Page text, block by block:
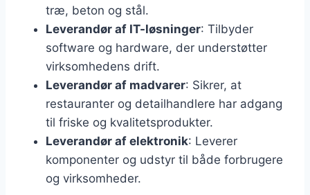
træ, beton og stål.
Leverandør af IT-løsninger: Tilbyder
software og hardware, der understøtter
virksomhedens drift.
Leverandør af madvarer: Sikrer, at
restauranter og detailhandlere har adgang
til friske og kvalitetsprodukter.
Leverandør af elektronik: Leverer
komponenter og udstyr til både forbrugere
og virksomheder.